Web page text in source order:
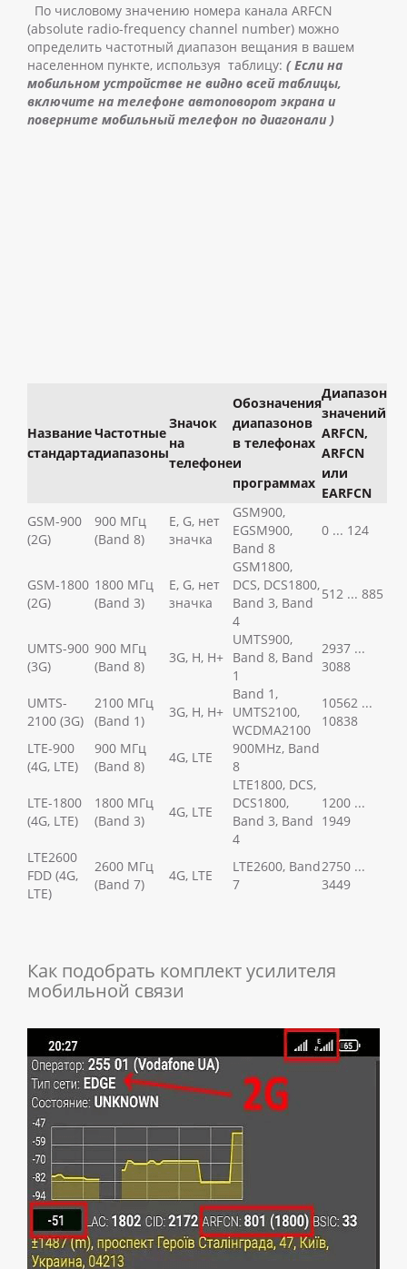
По числовому значению номера канала ARFCN
(absolute radio-frequency channel number) можно
определить частотный диапазон вещания в вашем
населенном пункте, используя таблицу: ( Если на
мобильном устройстве не видно всей таблицы,
включите на телефоне автоповорот экрана и
поверните мобильный телефон по диагонали )
Название
стандарта
Частотные
диапазоны
Значок
на
телефоне
Обозначения
диапазонов
в телефонах
и
программах
Диапазон
значений
ARFCN,
ARFCN
или
EARFСN
GSM-900
(2G)
900 МГц
(Band 8)
E, G, нет
значка
GSM900,
EGSM900,
Band 8
0 ... 124
GSM-1800
(2G)
1800 МГц
(Band 3)
E, G, нет
значка
GSM1800,
DCS, DCS1800,
Band 3, Band
4
512 ... 885
UMTS-900
(3G)
900 МГц
(Band 8)
3G, H, H+
UMTS900,
Band 8, Band
1
2937 ...
3088
UMTS-
2100 (3G)
2100 МГц
(Band 1)
3G, H, H+
Band 1,
UMTS2100,
WCDMA2100
10562 ...
10838
LTE-900
(4G, LTE)
900 МГц
(Band 8)
4G, LTE
900MHz, Band
8
LTE-1800
(4G, LTE)
1800 МГц
(Band 3)
4G, LTE
LTE1800, DCS,
DCS1800,
Band 3, Band
4
1200 ...
1949
LTE2600
FDD (4G,
LTE)
2600 МГц
(Band 7)
4G, LTE
LTE2600, Band
7
2750 ...
3449
Как подобрать комплект усилителя
мобильной связи